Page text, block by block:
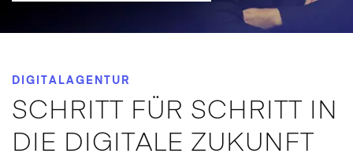
DIGITALAGENTUR
SCHRITT FÜR SCHRITT IN
DIE DIGITALE ZUKUNFT